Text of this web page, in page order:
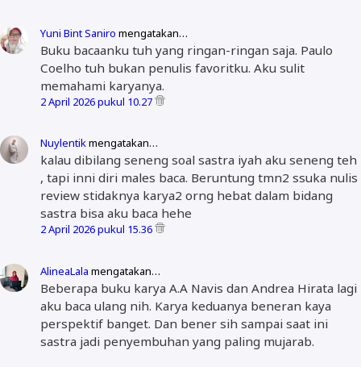
Yuni Bint Saniro mengatakan…
Buku bacaanku tuh yang ringan-ringan saja. Paulo
Coelho tuh bukan penulis favoritku. Aku sulit
memahami karyanya.
2 April 2026 pukul 10.27
Nuylentikmengatakan…
kalau dibilang seneng soal sastra iyah aku seneng teh
, tapi inni diri males baca. Beruntung tmn2 ssuka nulis
review stidaknya karya2 orng hebat dalam bidang
sastra bisa aku baca hehe
2 April 2026 pukul 15.36
AlineaLala mengatakan…
Beberapa buku karya A.A Navis dan Andrea Hirata lagi
aku baca ulang nih. Karya keduanya beneran kaya
perspektif banget. Dan bener sih sampai saat ini
sastra jadi penyembuhan yang paling mujarab.